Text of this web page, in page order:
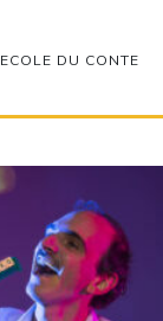
ECOLE DU CONTE